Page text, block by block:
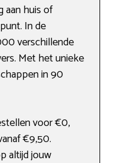
aan huis of
In de
verschillende
Met het unieke
in 90
voor €0,
€9,50.
altijd jouw